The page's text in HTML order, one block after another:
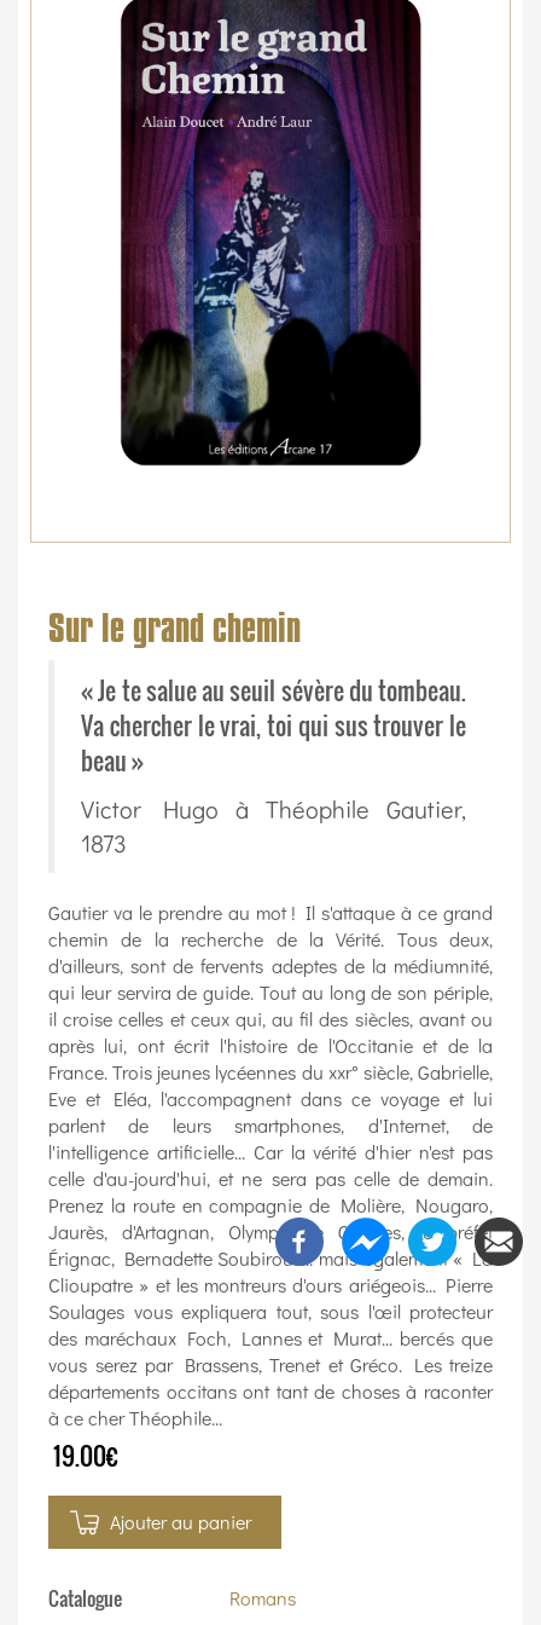
Sur le grand chemin
« Je te salue au seuil sévère du tombeau.
Va chercher le vrai, toi qui sus trouver le
beau »
Victor Hugo à Théophile Gautier,
1873
Gautier va le prendre au mot ! Il s'attaque à ce grand
chemin de la recherche de la Vérité. Tous deux,
d'ailleurs, sont de fervents adeptes de la médiumnité,
qui leur servira de guide. Tout au long de son périple,
il croise celles et ceux qui, au fil des siècles, avant ou
après lui, ont écrit l'histoire de l'Occitanie et de la
France. Trois jeunes lycéennes du xxr° siècle, Gabrielle,
Eve et Eléa, l'accompagnent dans ce voyage et lui
parlent de leurs smartphones, d'Internet, de
l'intelligence artificielle... Car la vérité d'hier n'est pas
celle d'au-jourd'hui, et ne sera pas celle de demain.
Prenez la route en compagnie de Molière, Nougaro,
Jaurès, d'Artagnan, Olympe de Gouges, le préfet
Érignac, Bernadette Soubirous... mais également « La
Clioupatre » et les montreurs d'ours ariégeois... Pierre
Soulages vous expliquera tout, sous l'œil protecteur
des maréchaux Foch, Lannes et Murat... bercés que
vous serez par Brassens, Trenet et Gréco. Les treize
départements occitans ont tant de choses à raconter
à ce cher Théophile...
19.00€
Ajouter au panier
Catalogue Romans